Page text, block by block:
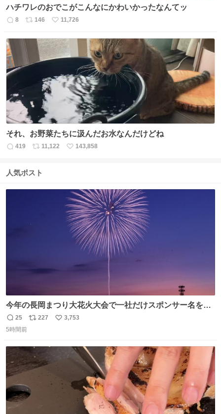
ハチワレのおでこがこんなにかわいかったなんてッ
返
数
8
リ
ス
ト
数
146
い
ね
数
11,726
それ、お野菜たちに汲んだお水なんだけどね
返
数
419
リ
ス
11,122
い
143,858
人気ポスト
今年の長岡まつり大花火大会で一社だけスポンサー名をア
ナウンスされずに花火打ち揚げされた企業が有った。 企業
名から今更ながらその理由が解った😢
返
信
25
リ
ト
数
227
い
3,753
5時間前